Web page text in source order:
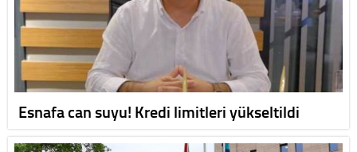
Esnafa can suyu! Kredi limitleri yükseltildi